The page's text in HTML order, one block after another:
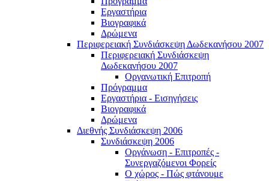
Εργαστήρια
Βιογραφικά
Δρώμενα
Περιφερειακή Συνδιάσκεψη Δωδεκανήσου 2007
Περιφερειακή Συνδιάσκεψη
Δωδεκανήσου 2007
Οργανωτική Επιτροπή
Πρόγραμμα
Εργαστήρια - Εισηγήσεις
Βιογραφικά
Δρώμενα
Διεθνής Συνδιάσκεψη 2006
Συνδιάσκεψη 2006
Οργάνωση - Επιτροπές -
Συνεργαζόμενοι Φορείς
Ο χώρος - Πώς φτάνουμε